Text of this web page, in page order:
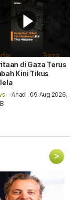
di Gaza Terus
Kini Tikus
- Ahad , 09 Aug 2026,
>